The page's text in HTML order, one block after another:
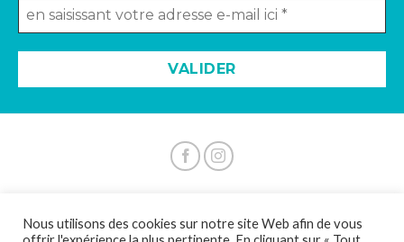
A propos | Mentions légales |
Politique de confidentialité
|C.G.V.
Nous utilisons des cookies sur notre site Web afin de vous